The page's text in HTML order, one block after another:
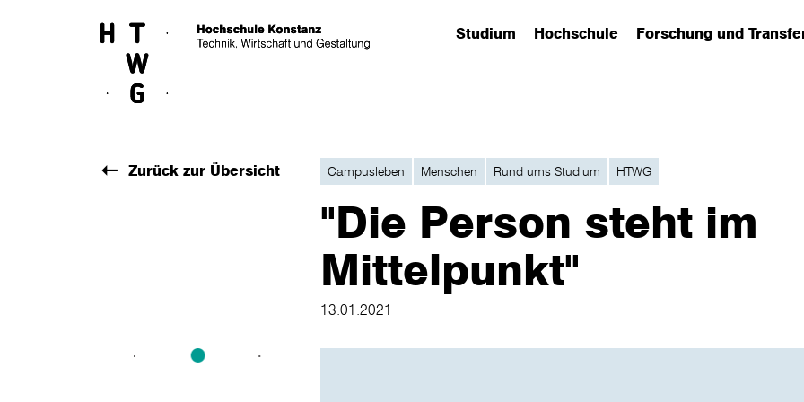
Studium
(has submenu)Hochschule
(has submenu)Forschung und
(has submenu)
Zurück zur Übersicht Campusleben Menschen Rund ums Studium HTWG
"Die Person steht im
Mittelpunkt"
13.01.2021